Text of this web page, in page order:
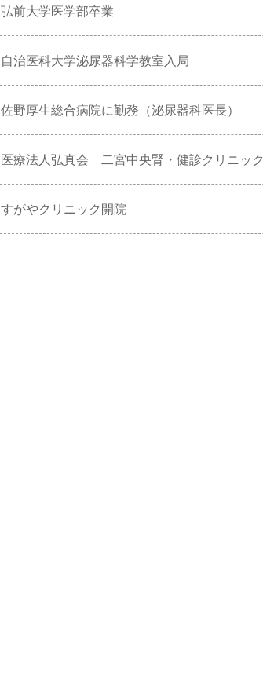
弘前大学医学部卒業
自治医科大学泌尿器科学教室入局
佐野厚生総合病院に勤務（泌尿器科医長）
医療法人弘真会 二宮中央腎・健診クリニッ
すがやクリニック開院